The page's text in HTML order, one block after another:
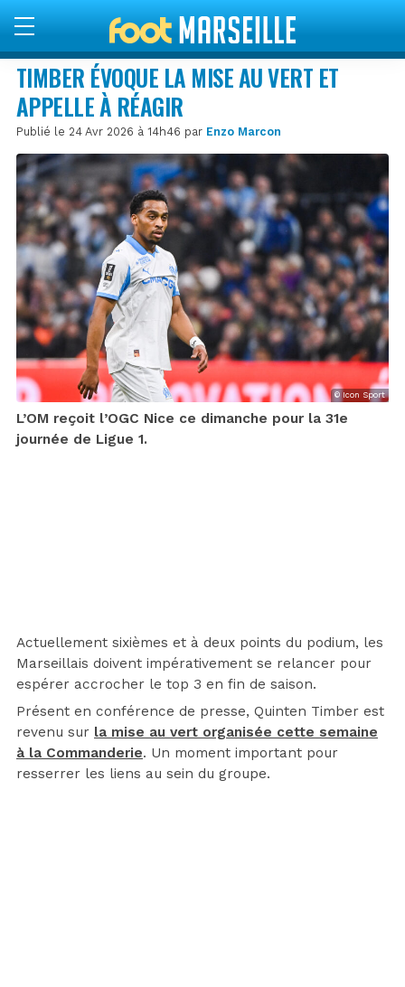
TIMBER ÉVOQUE LA MISE AU VERT ET
APPELLE À RÉAGIR
Publié le 24 Avr 2026 à 14h46 par Enzo Marcon
© Icon Sport
L’OM reçoit l’OGC Nice ce dimanche pour la 31e
journée de Ligue 1.
Actuellement sixièmes et à deux points du podium, les
Marseillais doivent impérativement se relancer pour
espérer accrocher le top 3 en fin de saison.
Présent en conférence de presse, Quinten Timber est
revenu sur la mise au vert organisée cette semaine
à la Commanderie. Un moment important pour
resserrer les liens au sein du groupe.